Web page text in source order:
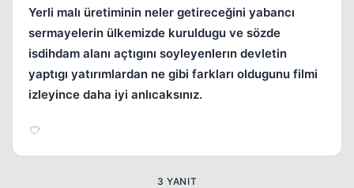
Yerli malı üretiminin neler getireceğini yabancı
sermayelerin ülkemizde kuruldugu ve sözde
isdihdam alanı açtıgını soyleyenlerın devletin
yaptıgı yatırımlardan ne gibi farkları oldugunu filmi
izleyince daha iyi anlıcaksınız.
3 YANIT